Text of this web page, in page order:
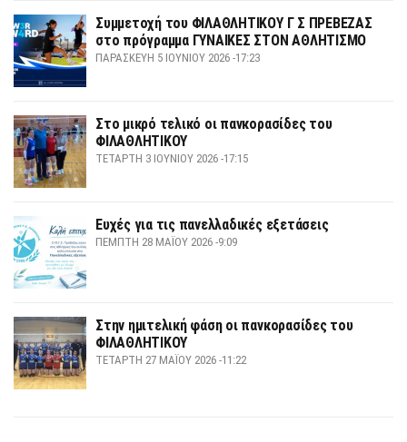
Συμμετοχή του ΦΙΛΑΘΛΗΤΙΚΟΥ Γ Σ ΠΡΕΒΕΖΑΣ
στο πρόγραμμα ΓΥΝΑΙΚΕΣ ΣΤΟΝ ΑΘΛΗΤΙΣΜΟ
ΠΑΡΑΣΚΕΥΉ 5 ΙΟΥΝΊΟΥ 2026 -17:23
Στο μικρό τελικό οι πανκορασίδες του
ΦΙΛΑΘΛΗΤΙΚΟΥ
ΤΕΤΆΡΤΗ 3 ΙΟΥΝΊΟΥ 2026 -17:15
Ευχές για τις πανελλαδικές εξετάσεις
ΠΈΜΠΤΗ 28 ΜΑΪ́ΟΥ 2026 -9:09
Στην ημιτελική φάση οι πανκορασίδες του
ΦΙΛΑΘΛΗΤΙΚΟΥ
ΤΕΤΆΡΤΗ 27 ΜΑΪ́ΟΥ 2026 -11:22